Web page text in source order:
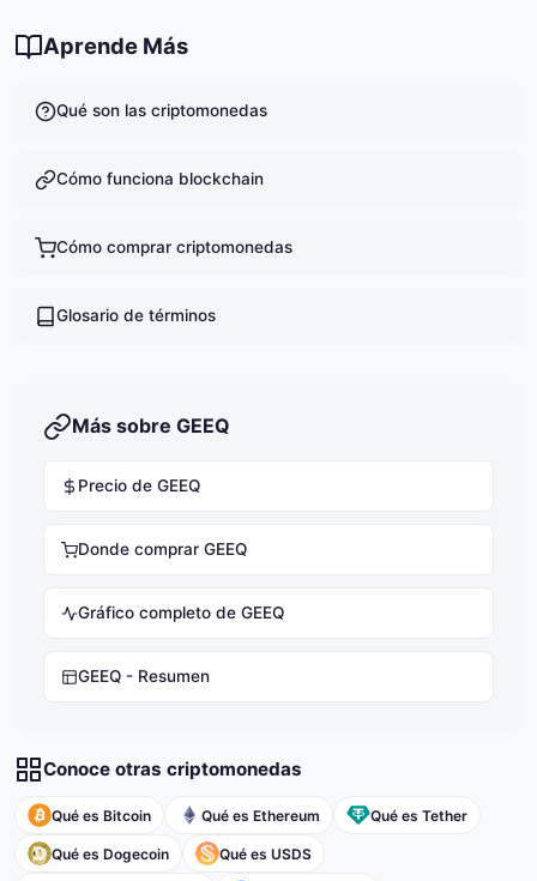
Aprende Más
Qué son las criptomonedas
Cómo funciona blockchain
Cómo comprar criptomonedas
Glosario de términos
Más sobre GEEQ
Precio de GEEQ
Donde comprar GEEQ
Gráfico completo de GEEQ
GEEQ - Resumen
Conoce otras criptomonedas
Qué es Bitcoin Qué es Ethereum Qué es Tether
Qué es Dogecoin Qué es USDS